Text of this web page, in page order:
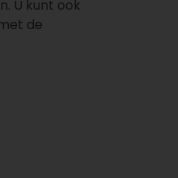
U kunt ook
de